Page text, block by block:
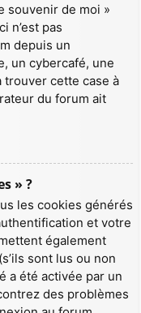
souvenir de moi »
n’est pas
depuis un
un cybercafé, une
trouver cette case à
du forum ait
» ?
les cookies générés
et votre
également
sont lus ou non
a été activée par un
des problèmes